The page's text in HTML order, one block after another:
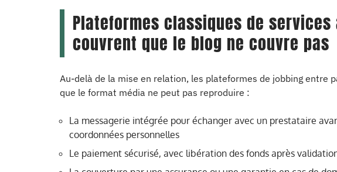
Plateformes classiques de
couvrent que le blog ne couvre pas
Au-delà de la mise en relation, les plateformes de jobbing entre
que le format média ne peut pas reproduire :
La messagerie intégrée pour échanger avec un prestataire
coordonnées personnelles
Le paiement sécurisé, avec libération des fonds après